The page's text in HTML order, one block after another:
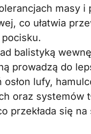
masy i
co ułatwia
balistyką
prowadzą do
osłon lufy,
oraz systemów
przekłada się